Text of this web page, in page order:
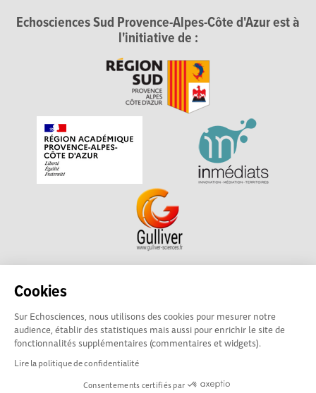
Cookies
Sur Echosciences, nous utilisons des cookies pour mesurer notre
audience, établir des statistiques mais aussi pour enrichir le site de
fonctionnalités supplémentaires (commentaires et widgets).
Lire la politique de confidentialité
Consentements certifiés par
Echosciences Sud Provence-Alpes-Côte d'Azur est à
l'initiative de :
Echosciences Sud Provence-Alpes-Côte d'Azur est à
académique pour la Recherche et l'Innovation Provence-
Alpes-Côte d'Azur. La plateforme est mise en oeuvre pour
vous parGulliver
Mentions légales|Politique de confidentialité